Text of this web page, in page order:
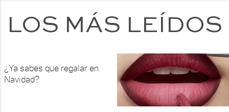
LOS MÁS LEÍDOS
¿Ya sabes que regalar en
Navidad?